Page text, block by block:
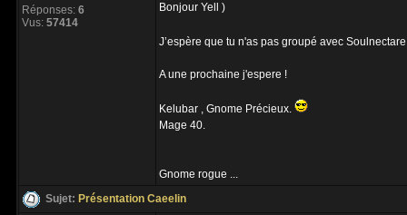
Réponses: 6
Vus: 57414
Bonjour Yell )
J’espère que tu n'as pas groupé avec
A une prochaine j'espere !
Kelubar , Gnome Précieux.
Mage 40.
Gnome rogue ...
Sujet: Présentation Caeelin